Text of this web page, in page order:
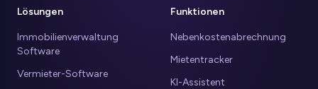
Funktionen
Nebenkostenabrechnung
Mietentracker
KI-Assistent
Lösungen
Immobilienverwaltung
Software
Vermieter-Software